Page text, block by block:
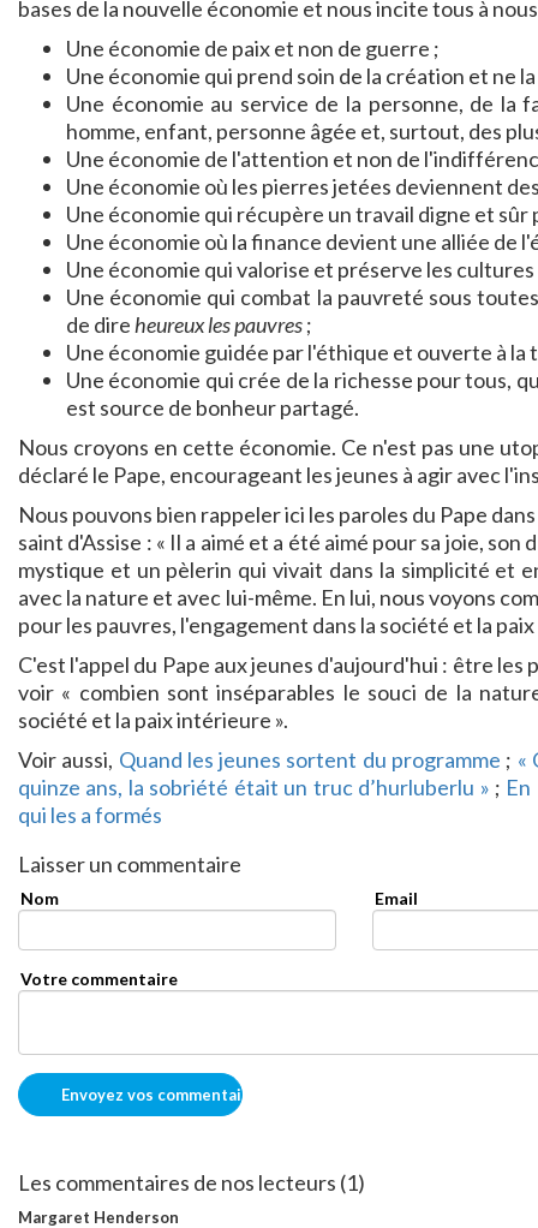
bases de la nouvelle économie et nous incite tous à
Une économie de paix et non de guerre ;
Une économie qui prend soin de la création et ne
Une économie au service de la personne, de la
homme, enfant, personne âgée et, surtout, des
Une économie de l'attention et non de
Une économie où les pierres jetées deviennent
Une économie qui récupère un travail digne et
Une économie où la finance devient une alliée de
Une économie qui valorise et préserve les
Une économie qui combat la pauvreté sous
de dire heureux les pauvres;
Une économie guidée par l'éthique et ouverte à la
Une économie qui crée de la richesse pour tous,
est source de bonheur partagé.
Nous croyons en cette économie. Ce n'est pas une
déclaré le Pape, encourageant les jeunes à agir avec
Nous pouvons bien rappeler ici les paroles du Pape
saint d'Assise : « Il a aimé et a été aimé pour sa joie,
mystique et un pèlerin qui vivait dans la simplicité et
avec la nature et avec lui-même. En lui, nous voyons
pour les pauvres, l'engagement dans la société et la
C'est l'appel du Pape aux jeunes d'aujourd'hui : être
voir « combien sont inséparables le souci de la
société et la paix intérieure ».
Voir aussi, Quand les jeunes sortent du programme ; «
quinze ans, la sobriété était un truc d’hurluberlu » ;
qui les a formés
Laisser un commentaire
Nom Email
Votre commentaire
Les commentaires de nos lecteurs (1)
Margaret Henderson